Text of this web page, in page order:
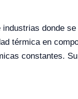
donde
térmica en
constantes.